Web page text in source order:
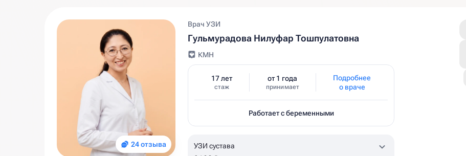
24 отзыва
Врач УЗИ
Гульмурадова Нилуфар Тошпулатовна
КМН
17 лет
стаж
от 1 года
принимает
Подробнее
о враче
Работает с беременными
УЗИ сустава